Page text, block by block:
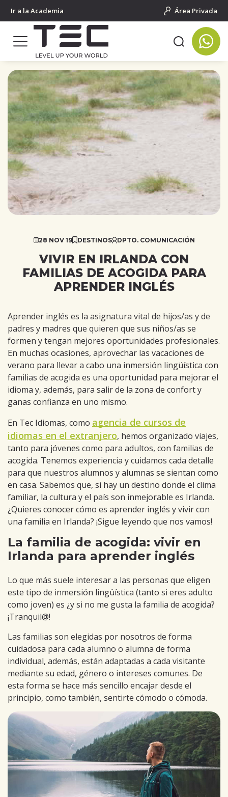
Ir a la Academia Área Privada
28 NOV 19 DESTINOS DPTO. COMUNICACIÓN
VIVIR EN IRLANDA CON
FAMILIAS DE ACOGIDA PARA
APRENDER INGLÉS
Aprender inglés es la asignatura vital de hijos/as y de
padres y madres que quieren que sus niños/as se
formen y tengan mejores oportunidades profesionales.
En muchas ocasiones, aprovechar las vacaciones de
verano para llevar a cabo una inmersión lingüística con
familias de acogida es una oportunidad para mejorar el
idioma y, además, para salir de la zona de confort y
ganas confianza en uno mismo.
En Tec Idiomas, como agencia de cursos de
idiomas en el extranjero, hemos organizado viajes,
tanto para jóvenes como para adultos, con familias de
acogida. Tenemos experiencia y cuidamos cada detalle
para que nuestros alumnos y alumnas se sientan como
en casa. Sabemos que, si hay un destino donde el clima
familiar, la cultura y el país son inmejorable es Irlanda.
¿Quieres conocer cómo es aprender inglés y vivir con
una familia en Irlanda? ¡Sigue leyendo que nos vamos!
La familia de acogida: vivir en
Irlanda para aprender inglés
Lo que más suele interesar a las personas que eligen
este tipo de inmersión lingüística (tanto si eres adulto
como joven) es ¿y si no me gusta la familia de acogida?
¡Tranquil@!
Las familias son elegidas por nosotros de forma
cuidadosa para cada alumno o alumna de forma
individual, además, están adaptadas a cada visitante
mediante su edad, género o intereses comunes. De
esta forma se hace más sencillo encajar desde el
principio, como también, sentirte cómodo o cómoda.